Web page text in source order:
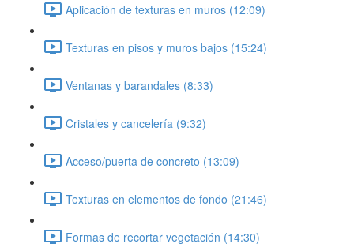
Aplicación de texturas en muros (12:09)
Texturas en pisos y muros bajos (15:24)
Ventanas y barandales (8:33)
Cristales y cancelería (9:32)
Acceso/puerta de concreto (13:09)
Texturas en elementos de fondo (21:46)
Formas de recortar vegetación (14:30)